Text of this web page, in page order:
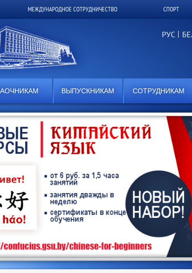
МЕЖДУНАРОДНОЕ СОТРУДНИЧЕСТВО СПОРТ
РУС
ВЫПУСКНИКАМ СОТРУДНИКАМ
КУРСЫ
Объявляется набор
китайского языка в
сентября 2026 года.
согласовывается. Занятия
преподаватели из Китая.
оставить на…
ЧИТАТЬ